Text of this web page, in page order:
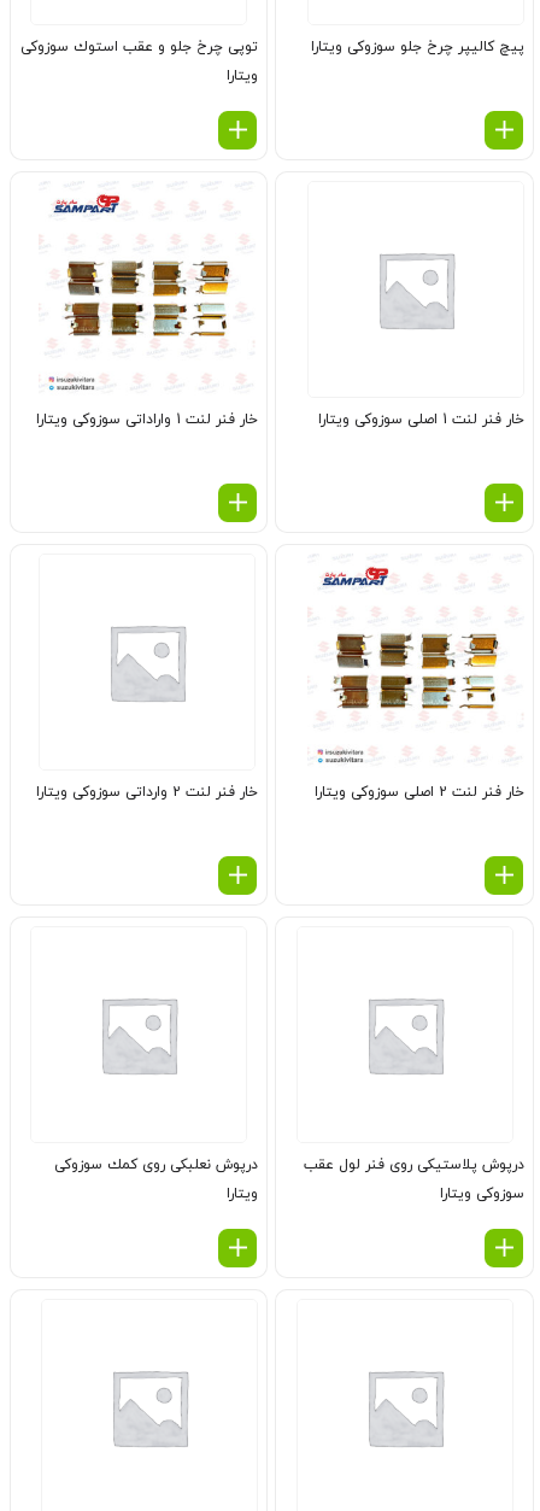
پیچ كالیپر چرخ جلو سوزوکی ویتارا
توپی چرخ جلو و عقب استوك سوزوکی
ویتارا
خار فنر لنت 1 اصلی سوزوکی ویتارا خار فنر لنت 1 واراداتی سوزوکی ویتارا
خار فنر لنت 2 اصلی سوزوکی ویتارا خار فنر لنت 2 وارداتی سوزوکی ویتارا
درپوش پلاستیكی روی فنر لول عقب
سوزوکی ویتارا
درپوش نعلبكی روی كمك سوزوکی
ویتارا